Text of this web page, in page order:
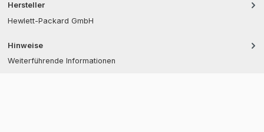
Hersteller
Hewlett-Packard GmbH
Hinweise
Weiterführende Informationen